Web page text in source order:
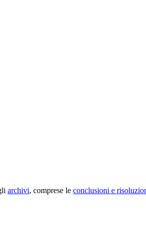
archivi, comprese le conclusioni e